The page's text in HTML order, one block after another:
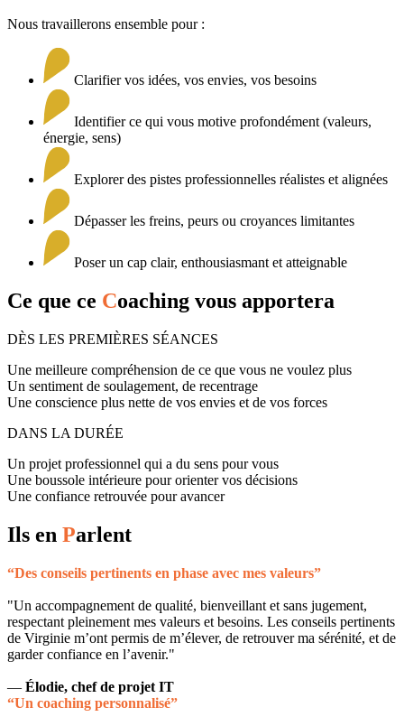
Nous travaillerons ensemble pour :
Clarifier vos idées, vos envies, vos besoins
Identifier ce qui vous motive profondément (valeurs,
énergie, sens)
Explorer des pistes professionnelles réalistes et alignées
Dépasser les freins, peurs ou croyances limitantes
Poser un cap clair, enthousiasmant et atteignable
Ce que ce Coaching vous apportera
DÈS LES PREMIÈRES SÉANCES
Une meilleure compréhension de ce que vous ne voulez plus
Un sentiment de soulagement, de recentrage
Une conscience plus nette de vos envies et de vos forces
DANS LA DURÉE
Un projet professionnel qui a du sens pour vous
Une boussole intérieure pour orienter vos décisions
Une confiance retrouvée pour avancer
Ils en Parlent
“Des conseils pertinents en phase avec mes valeurs”
"Un accompagnement de qualité, bienveillant et sans jugement,
respectant pleinement mes valeurs et besoins. Les conseils pertinents
de Virginie m’ont permis de m’élever, de retrouver ma sérénité, et de
garder confiance en l’avenir."
— Élodie, chef de projet IT
“Un coaching personnalisé”